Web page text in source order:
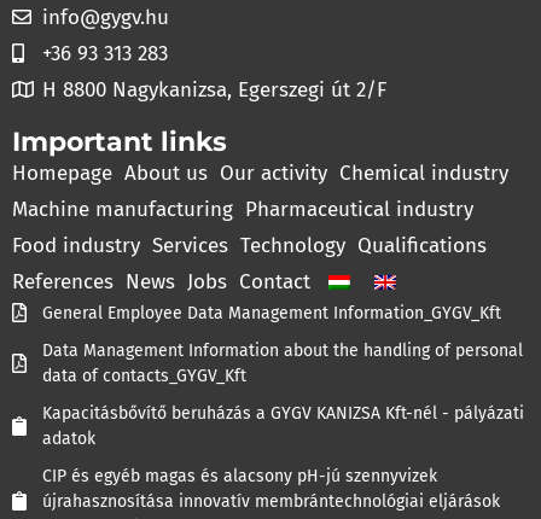
info@gygv.hu
+36 93 313 283
H 8800 Nagykanizsa, Egerszegi út 2/F
Important links
Homepage About us Our activity Chemical industry
Machine manufacturing Pharmaceutical industry
Food industry Services Technology Qualifications
References News Jobs Contact
General Employee Data Management Information_GYGV_Kft
Data Management Information about the handling of personal
data of contacts_GYGV_Kft
Kapacitásbővítő beruházás a GYGV KANIZSA Kft-nél - pályázati
adatok
CIP és egyéb magas és alacsony pH-jú szennyvizek
újrahasznosítása innovatív membrántechnológiai eljárások